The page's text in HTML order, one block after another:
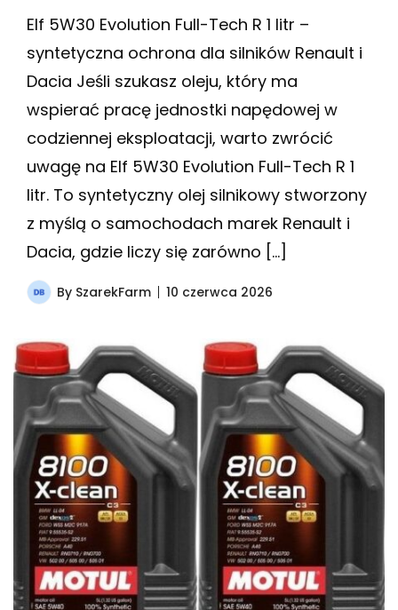
Elf 5W30 Evolution Full-Tech R 1 litr –
syntetyczna ochrona dla silników Renault i
Dacia Jeśli szukasz oleju, który ma
wspierać pracę jednostki napędowej w
codziennej eksploatacji, warto zwrócić
uwagę na Elf 5W30 Evolution Full-Tech R 1
litr. To syntetyczny olej silnikowy stworzony
z myślą o samochodach marek Renault i
Dacia, gdzie liczy się zarówno […]
By SzarekFarm 10 czerwca 2026